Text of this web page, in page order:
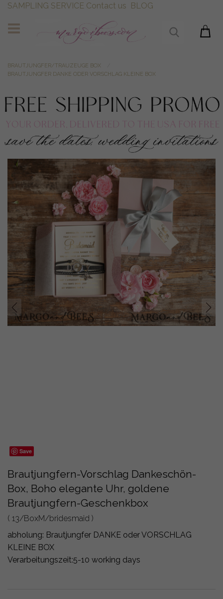
SAMPLING SERVICE Contact us BLOG
BRAUTJUNGFER/TRAUZEUGE BOX
BRAUTJUNGFER DANKE ODER VORSCHLAG KLEINE BOX
prev next
Save
Brautjungfern-Vorschlag Dankeschön-
Box, Boho elegante Uhr, goldene
Brautjungfern-Geschenkbox
( 13/BoxM/bridesmaid )
abholung: Brautjungfer DANKE oder VORSCHLAG
KLEINE BOX
Verarbeitungszeit:5-10 working days